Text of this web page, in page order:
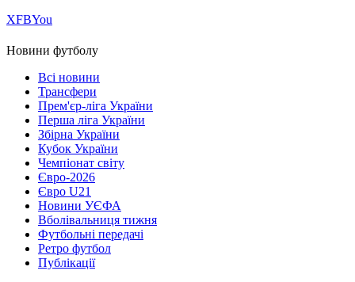
ХFBYou
Новини футболу
Всі новини
Трансфери
Прем'єр-ліга України
Перша ліга України
Збірна України
Кубок України
Чемпіонат світу
Євро-2026
Євро U21
Новини УЄФА
Вболівальниця тижня
Футбольні передачі
Ретро футбол
Публікації